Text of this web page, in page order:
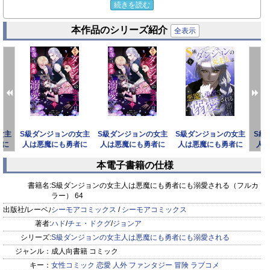
働かず、ぐうたら過ごしていたサキュバス・アデライデ。
そのため所属していた連合から追放され、お金も住む場所もな
くなり、命の危機…！？だったが、幸運なことに祖父が遺して
くれたダンジョンを相続できることに！
ダンジョンマスターになれば、一生楽して暮らせると思いき
や、まさかの借金まみれの底辺ダンジョンだった…。
さらにサキュバスは生きていくために誰かの精気を“キス”して
俺様系悪魔、完璧な管理人、儚げな勇者…異種族とのラブスト
ーリー×ダンジョン再建、ここに開幕！
続きを読む
本作品のシリーズ紹介 全表示
主
に
S級ダンジョンの女主
人は悪魔にも勇者に
S級ダンジョンの女主
人は悪魔にも勇者に
カラ
S級ダンジョンの女主
人は悪魔にも勇者に
S級
人
prev next
本電子書籍の仕様
書籍名:S級ダンジョンの女主人は悪魔にも勇者にも溺愛される（フルカ
ラー） 64
出版社/レーベル:シーモアコミックス / シーモアコミックス
著者:ハド/チェ・ドクグ/ジョンア
シリーズ:S級ダンジョンの女主人は悪魔にも勇者にも溺愛される
ジャンル： 成人向書籍 コミック
キー： 女性コミック 恋愛 人外 ファンタジー 冒険 ラブコメ